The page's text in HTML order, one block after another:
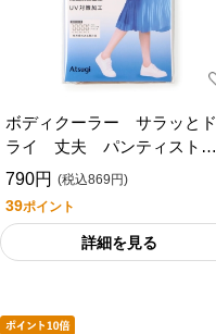
ボディクーラー サラッとド
ライ 丈夫 パンティストッ
キング ３足組
790円 (税込869円)
39ポイント
詳細を見る